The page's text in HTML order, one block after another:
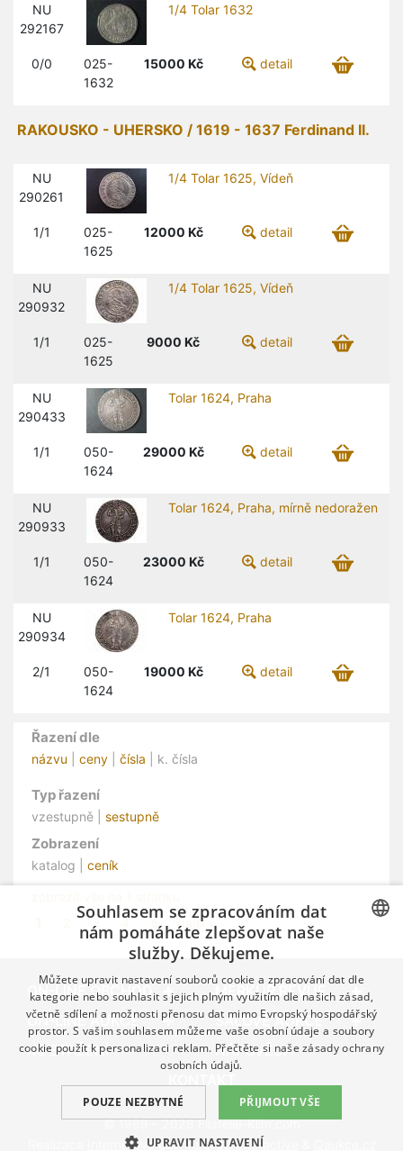
NU
292167
1/4 Tolar 1632
0/0
025-
1632
15000 Kč detail
RAKOUSKO - UHERSKO / 1619 - 1637 Ferdinand II.
NU
290261
1/4 Tolar 1625, Vídeň
1/1
025-
1625
12000 Kč detail
NU
290932
1/4 Tolar 1625, Vídeň
1/1
025-
1625
9000 Kč detail
NU
290433
Tolar 1624, Praha
1/1
050-
1624
29000 Kč detail
NU
290933
Tolar 1624, Praha, mírně nedoražen
1/1
050-
1624
23000 Kč detail
NU
290934
Tolar 1624, Praha
2/1
050-
1624
19000 Kč detail
Řazení dle
názvu ceny čísla | k. čísla
Typ řazení
vzestupně | sestupně
Zobrazení
katalog | ceník
3 4 5 další »
ON-LINE OBCHOD
MERKUR REVUE
ON-LINE AUKCE
SÁLOVÉ AUKCE
KE STAŽENÍ
NÁPOVĚDA
Internetová agentura Q2 Interactive
© 1989 – 2026 Filatelie-Klim.com
GERMAN
ENGLISH
Souhlasem se zpracováním dat
nám pomáháte zlepšovat naše
služby. Děkujeme.
Můžete upravit nastavení souborů cookie a zpracování dat dle
kategorie nebo souhlasit s jejich plným využitím dle našich zásad,
včetně sdílení a možnosti přenosu dat mimo Evropský hospodářský
prostor. S vašim souhlasem můžeme vaše osobní údaje a soubory
cookie použít k personalizaci reklam. Přečtěte si naše zásady ochrany
osobních údajů.
PŘIJMOUT VŠE
POUZE NEZBYTNÉ
UPRAVIT NASTAVENÍ